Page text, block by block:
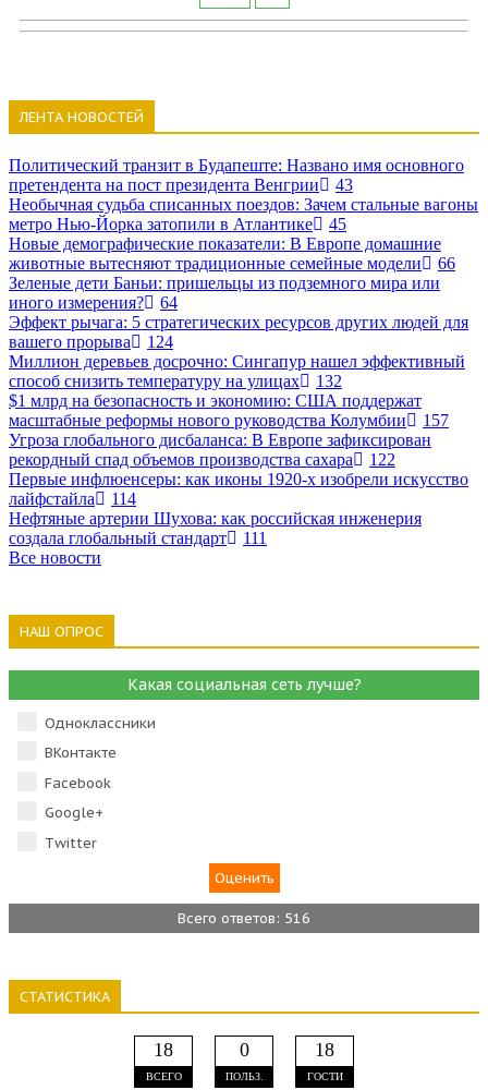
ЛЕНТА НОВОСТЕЙ
Политический транзит в Будапеште: Названо имя основного
претендента на пост президента Венгрии
43
Необычная судьба списанных поездов: Зачем стальные вагоны
метро Нью-Йорка затопили в Атлантике
45
Новые демографические показатели: В Европе домашние
животные вытесняют традиционные семейные модели
66
Зеленые дети Баньи: пришельцы из подземного мира или
иного измерения?
64
Эффект рычага: 5 стратегических ресурсов других людей для
вашего прорыва
124
Миллион деревьев досрочно: Сингапур нашел эффективный
способ снизить температуру на улицах
132
$1 млрд на безопасность и экономию: США поддержат
масштабные реформы нового руководства Колумбии
157
Угроза глобального дисбаланса: В Европе зафиксирован
рекордный спад объемов производства сахара
122
Первые инфлюенсеры: как иконы 1920-х изобрели искусство
лайфстайла
114
Нефтяные артерии Шухова: как российская инженерия
создала глобальный стандарт
111
Все новости
НАШ ОПРОС
Какая социальная сеть лучше?
Одноклассники
ВКонтакте
Facebook
Google+
Тwitter
Всего ответов: 516
СТАТИСТИКА
18
ВСЕГО
0
ПОЛЬЗ.
18
ГОСТИ